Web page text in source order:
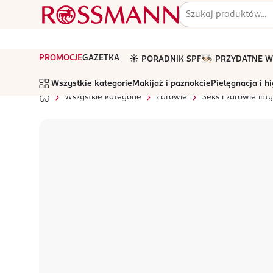
PROMOCJEGAZETKA ☀️ PORADNIK SPF🧑🏻‍🍳 PRZYDATNE
Wszystkie kategorie Makijaż i paznokcie Pielęgnacja i
Wszystkie kategorie
Zdrowie Seks i zdrowie